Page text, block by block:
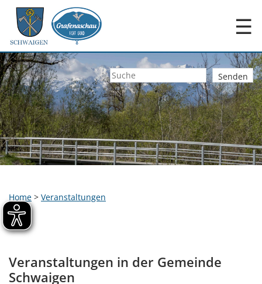
☰
Home > Veranstaltungen
Veranstaltungen in der Gemeinde
Schwaigen